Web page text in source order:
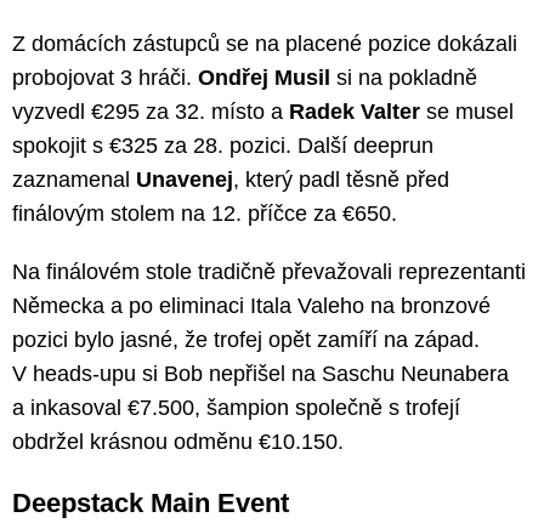
Z domácích zástupců se na placené pozice dokázali
probojovat 3 hráči. Ondřej Musil si na pokladně
vyzvedl €295 za 32. místo a Radek Valter se musel
spokojit s €325 za 28. pozici. Další deeprun
zaznamenal Unavenej, který padl těsně před
finálovým stolem na 12. příčce za €650.
Na finálovém stole tradičně převažovali reprezentanti
Německa a po eliminaci Itala Valeho na bronzové
pozici bylo jasné, že trofej opět zamíří na západ.
V heads-upu si Bob nepřišel na Saschu Neunabera
a inkasoval €7.500, šampion společně s trofejí
obdržel krásnou odměnu €10.150.
Deepstack Main Event